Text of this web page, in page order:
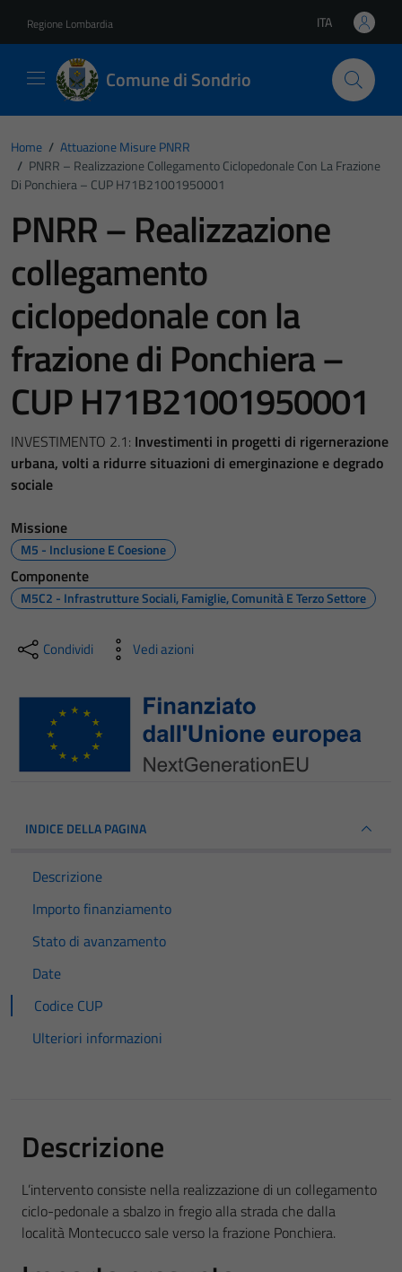
Regione Lombardia Lingua attiva:
ITA
Comune di Sondrio
Home / Attuazione Misure PNRR
/ PNRR – Realizzazione Collegamento Ciclopedonale Con La Frazione
Di Ponchiera – CUP H71B21001950001
PNRR – Realizzazione
collegamento
ciclopedonale con la
frazione di Ponchiera –
CUP H71B21001950001
INVESTIMENTO 2.1: Investimenti in progetti di rigernerazione
urbana, volti a ridurre situazioni di emerginazione e degrado
sociale
Missione
M5 - Inclusione E Coesione
Componente
M5C2 - Infrastrutture Sociali, Famiglie, Comunità E Terzo Settore
Condividi Vedi azioni
INDICE DELLA PAGINA
Descrizione
Importo finanziamento
Stato di avanzamento
Date
Codice CUP
Ulteriori informazioni
Descrizione
L’intervento consiste nella realizzazione di un collegamento
ciclo-pedonale a sbalzo in fregio alla strada che dalla
località Montecucco sale verso la frazione Ponchiera.